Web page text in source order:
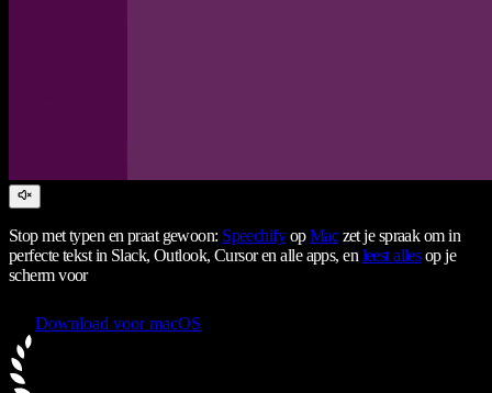
Stop met typen en praat gewoon: SpeechifyopMaczet je spraak om in
perfecte tekst in Slack, Outlook, Cursor en alle apps, en leest allesop je
scherm voor
Download voor macOS